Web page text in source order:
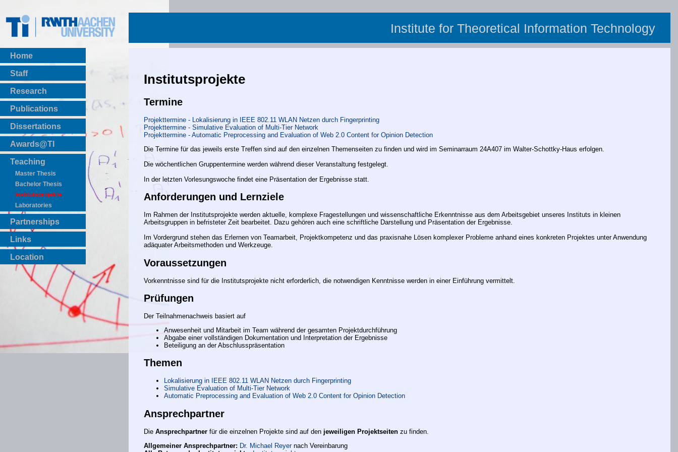
Home
Staff
Research
Publications
BibTeX Download
Dissertations
Awards@TI
Teaching
Master Thesis
Bachelor Thesis
Institutsprojekte
Laboratories
Partnerships
Links
Location
Institute for Theoretical Information Technology
Institutsprojekte
Termine
Projekttermine - Lokalisierung in IEEE 802.11 WLAN Netzen durch Fingerprinting
Projekttermine - Simulative Evaluation of Multi-Tier Network
Projekttermine - Automatic Preprocessing and Evaluation of Web 2.0 Content for Opinion Detection
Die Termine für das jeweils erste Treffen sind auf den einzelnen Themenseiten zu finden und wird im Seminarraum 24A407 im Walter-Schottky-Haus erfolgen.
Die wöchentlichen Gruppentermine werden während dieser Veranstaltung festgelegt.
In der letzten Vorlesungswoche findet eine Präsentation der Ergebnisse statt.
Anforderungen und Lernziele
Im Rahmen der Institutsprojekte werden aktuelle, komplexe Fragestellungen und wissenschaftliche Erkenntnisse aus dem Arbeitsgebiet unseres Instituts in kleinen
Arbeitsgruppen in befristeter Zeit bearbeitet. Dazu gehören auch eine schriftliche Darstellung und Präsentation der Ergebnisse.
Im Vordergrund stehen das Erlernen von Teamarbeit, Projektkompetenz und das praxisnahe Lösen komplexer Probleme anhand eines konkreten Projektes unter Anwendung
adäquater Arbeitsmethoden und Werkzeuge.
Voraussetzungen
Vorkenntnisse sind für die Institutsprojekte nicht erforderlich, die notwendigen Kenntnisse werden in einer Einführung vermittelt.
Prüfungen
Der Teilnahmenachweis basiert auf
Anwesenheit und Mitarbeit im Team während der gesamten Projektdurchführung
Abgabe einer vollständigen Dokumentation und Interpretation der Ergebnisse
Beteiligung an der Abschlusspräsentation
Themen
Lokalisierung in IEEE 802.11 WLAN Netzen durch Fingerprinting
Simulative Evaluation of Multi-Tier Network
Automatic Preprocessing and Evaluation of Web 2.0 Content for Opinion Detection
Ansprechpartner
Die Ansprechpartner für die einzelnen Projekte sind auf den jeweiligen Projektseiten zu finden.
Allgemeiner Ansprechpartner: Dr. Michael Reyernach Vereinbarung